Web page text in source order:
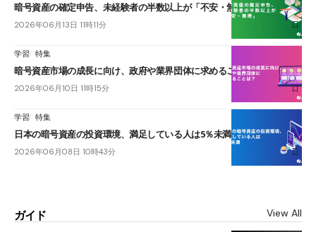
暗号資産の確定申告、未経験者の半数以上が「不安・無理」
2026年06月13日 11時11分
学習 特集
暗号資産市場の成長に向け、政府や業界団体に求めることは？
2026年06月10日 11時15分
学習 特集
日本の暗号資産の投資環境、満足している人は5％未満
2026年06月08日 10時43分
ガイド View All